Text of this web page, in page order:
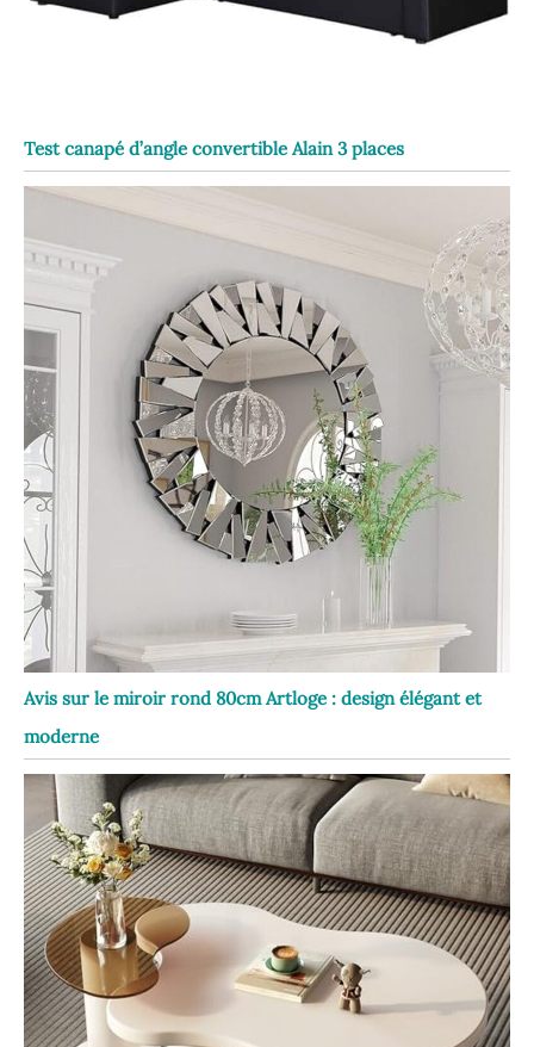
Test canapé d’angle convertible Alain 3 places
Avis sur le miroir rond 80cm Artloge : design élégant et
moderne